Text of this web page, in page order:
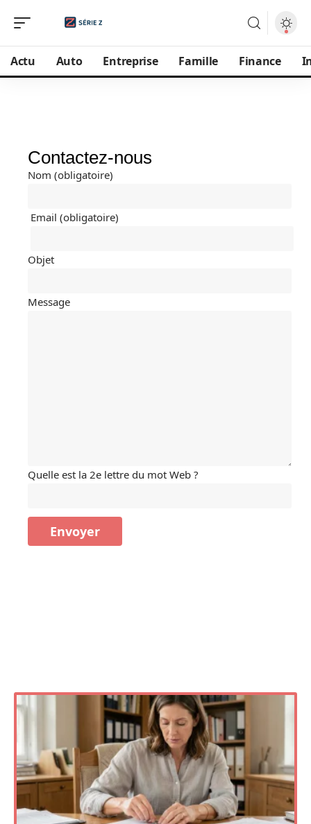
Actu Auto Entreprise Famille Finance
Contactez-nous
Nom (obligatoire)
Email (obligatoire)
Objet
Message
Quelle est la 2e lettre du mot Web ?